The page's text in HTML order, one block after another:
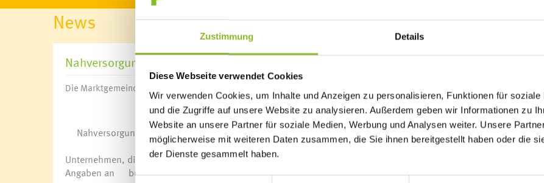
Zustimmung Details
Diese Webseite verwendet Cookies
Wir verwenden Cookies, um Inhalte und Anzeigen zu personalisieren, Funktionen für
und die Zugriffe auf unsere Website zu analysieren. Außerdem geben wir Informationen zu
Website an unsere Partner für soziale Medien, Werbung und Analysen weiter. Unsere
möglicherweise mit weiteren Daten zusammen, die Sie ihnen bereitgestellt haben oder die
der Dienste gesammelt haben.
News
Nahversorgungsliste
Die Marktgemeinde Frastanz hat eine Frastanzer Nahversorgungsliste mit Liefer-, Abhol- & Zustellservice
Nahversorgungsliste(PDF, 660 KB) Alle Angaben ohne Gewähr.
Unternehmen, die ebenfalls in die Liste eingetragen werden möchten, senden bitte eine E-Mail mit den
Angaben an
buergerservice@frastanz.at.